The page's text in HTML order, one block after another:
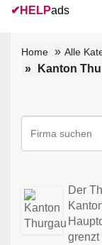
✔ HELPads
Home Alle
Kanton
Der
grenzt